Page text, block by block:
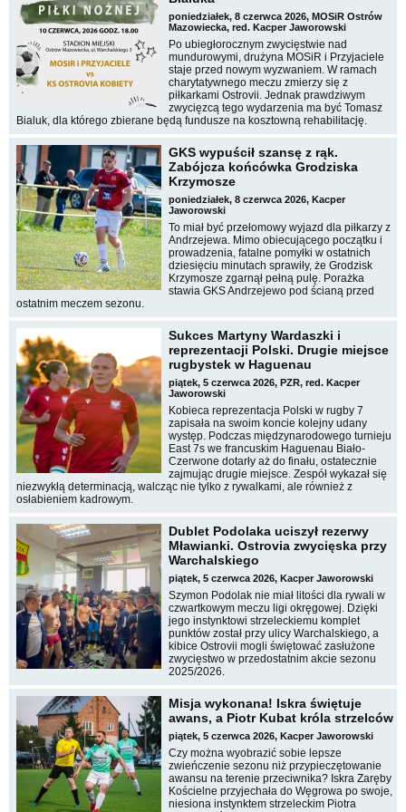
poniedziałek, 8 czerwca 2026, MOSiR Ostrów
Mazowiecka, red. Kacper Jaworowski
Po ubiegłorocznym zwycięstwie nad
mundurowymi, drużyna MOSiR i Przyjaciele
staje przed nowym wyzwaniem. W ramach
charytatywnego meczu zmierzy się z
piłkarkami Ostrovii. Jednak prawdziwym
zwycięzcą tego wydarzenia ma być Tomasz
Bialuk, dla którego zbierane będą fundusze na kosztowną rehabilitację.
GKS wypuścił szansę z rąk.
Zabójcza końcówka Grodziska
Krzymosze
poniedziałek, 8 czerwca 2026, Kacper
Jaworowski
To miał być przełomowy wyjazd dla piłkarzy z
Andrzejewa. Mimo obiecującego początku i
prowadzenia, fatalne pomyłki w ostatnich
dziesięciu minutach sprawiły, że Grodzisk
Krzymosze zgarnął pełną pulę. Porażka
stawia GKS Andrzejewo pod ścianą przed
ostatnim meczem sezonu.
Sukces Martyny Wardaszki i
reprezentacji Polski. Drugie miejsce
rugbystek w Haguenau
piątek, 5 czerwca 2026, PZR, red. Kacper
Jaworowski
Kobieca reprezentacja Polski w rugby 7
zapisała na swoim koncie kolejny udany
występ. Podczas międzynarodowego turnieju
East 7s we francuskim Haguenau Biało-
Czerwone dotarły aż do finału, ostatecznie
zajmując drugie miejsce. Zespół wykazał się
niezwykłą determinacją, walcząc nie tylko z rywalkami, ale również z
osłabieniem kadrowym.
Dublet Podolaka uciszył rezerwy
Mławianki. Ostrovia zwycięska przy
Warchalskiego
piątek, 5 czerwca 2026, Kacper Jaworowski
Szymon Podolak nie miał litości dla rywali w
czwartkowym meczu ligi okręgowej. Dzięki
jego instynktowi strzeleckiemu komplet
punktów został przy ulicy Warchalskiego, a
kibice Ostrovii mogli świętować zasłużone
zwycięstwo w przedostatnim akcie sezonu
2025/2026.
Misja wykonana! Iskra świętuje
awans, a Piotr Kubat króla strzelców
piątek, 5 czerwca 2026, Kacper Jaworowski
Czy można wyobrazić sobie lepsze
zwieńczenie sezonu niż przypieczętowanie
awansu na terenie przeciwnika? Iskra Zaręby
Kościelne przyjechała do Węgrowa po swoje,
niesiona instynktem strzeleckim Piotra